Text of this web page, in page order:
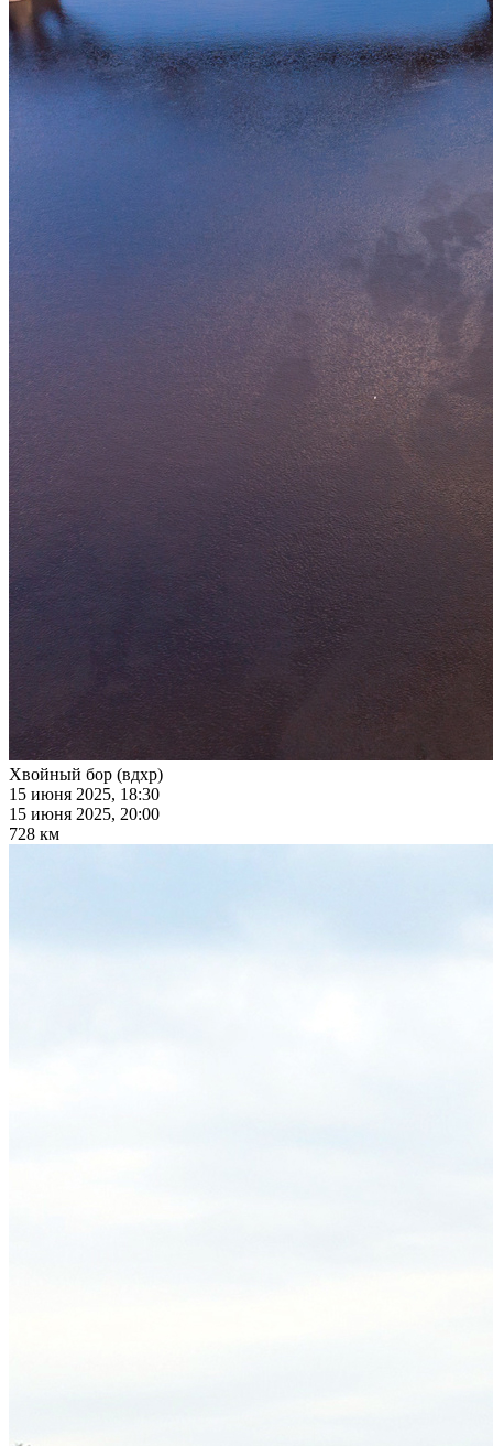
Хвойный бор (вдхр)
15 июня 2025, 18:30
15 июня 2025, 20:00
728 км